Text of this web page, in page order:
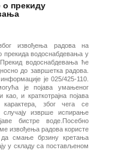
прекиду
извођења радова на
прекида водоснабдевања у
водоснабдевања ће
до завршетка радова.
је 025/425-110.
је појава умањеног
и краткотрајна појава
карактера, због чега се
изврше испирање
бистре воде.Посебно
извођења радова користе
смање брзину кретања
у складу са постављеном